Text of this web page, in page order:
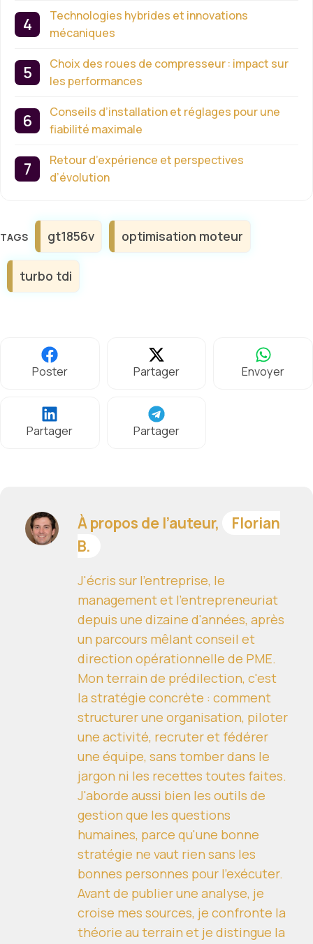
Technologies hybrides et innovations
mécaniques
Choix des roues de compresseur : impact sur
les performances
Conseils d’installation et réglages pour une
fiabilité maximale
Retour d’expérience et perspectives
d’évolution
Étiquettes
gt1856v optimisation moteur
turbo tdi
Poster Partager Envoyer
Partager Partager
À propos de l’auteur,
Florian
B.
J'écris sur l'entreprise, le
management et l'entrepreneuriat
depuis une dizaine d'années, après
un parcours mêlant conseil et
direction opérationnelle de PME.
Mon terrain de prédilection, c'est
la stratégie concrète : comment
structurer une organisation, piloter
une activité, recruter et fédérer
une équipe, sans tomber dans le
jargon ni les recettes toutes faites.
J'aborde aussi bien les outils de
gestion que les questions
humaines, parce qu'une bonne
stratégie ne vaut rien sans les
bonnes personnes pour l'exécuter.
Avant de publier une analyse, je
croise mes sources, je confronte la
théorie au terrain et je distingue la